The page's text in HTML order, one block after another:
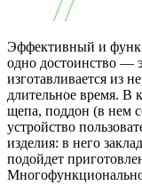
Эффективный и
одно достоинство —
изготавливается из
длительное время. В
щепа, поддон (в нем
устройство
изделия: в него
подойдет